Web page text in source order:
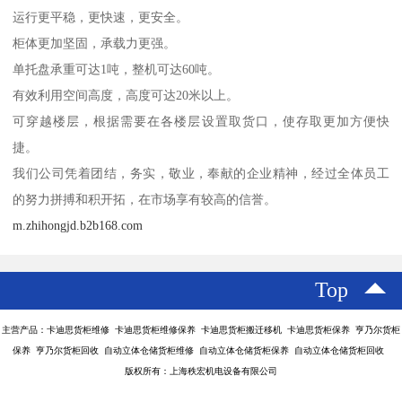
运行更平稳，更快速，更安全。
柜体更加坚固，承载力更强。
单托盘承重可达1吨，整机可达60吨。
有效利用空间高度，高度可达20米以上。
可穿越楼层，根据需要在各楼层设置取货口，使存取更加方便快
捷。
我们公司凭着团结，务实，敬业，奉献的企业精神，经过全体员工
的努力拼搏和积开拓，在市场享有较高的信誉。
m.zhihongjd.b2b168.com
Top
主营产品：卡迪思货柜维修 卡迪思货柜维修保养 卡迪思货柜搬迁移机 卡迪思货柜保养 亨乃尔货柜
保养 亨乃尔货柜回收 自动立体仓储货柜维修 自动立体仓储货柜保养 自动立体仓储货柜回收
版权所有：上海秩宏机电设备有限公司